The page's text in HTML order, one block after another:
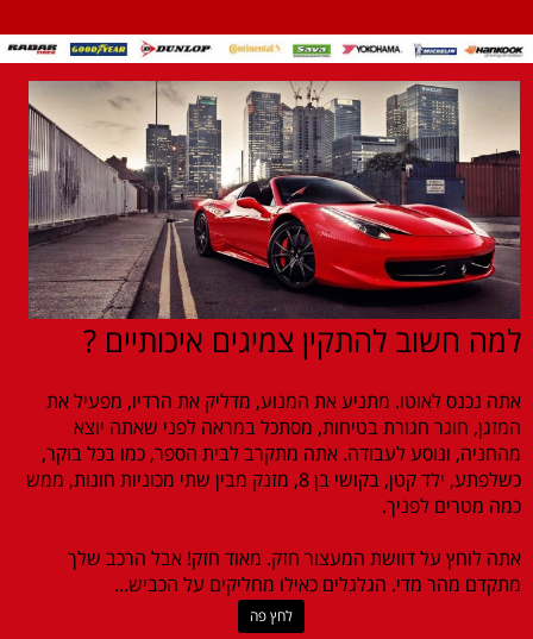
למה חשוב להתקין צמיגים איכותיים ?
אתה נכנס לאוטו. מתניע את המנוע, מדליק את הרדיו, מפעיל את
המזגן, חוגר חגורת בטיחות, מסתכל במראה לפני שאתה יוצא
מהחניה, ונוסע לעבודה. אתה מתקרב לבית הספר, כמו בכל בוקר,
כשלפתע, ילד קטן, בקושי בן 8, מזנק מבין שתי מכוניות חונות, ממש
כמה מטרים לפניך.
אתה לוחץ על דוושת המעצור חזק. מאוד חזק! אבל הרכב שלך
מתקדם מהר מדי. הגלגלים כאילו מחליקים על הכביש...
לחץ פה